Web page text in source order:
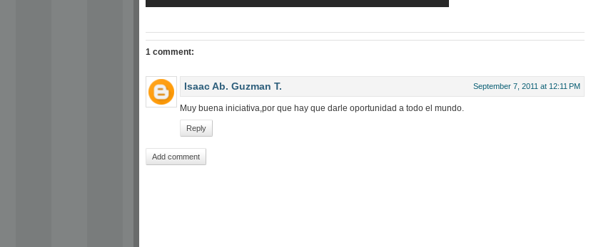
1 comment:
Isaac Ab. Guzman T. September 7, 2011 at 12:11 PM
Muy buena iniciativa,por que hay que darle oportunidad a todo el mundo.
Reply
Add comment